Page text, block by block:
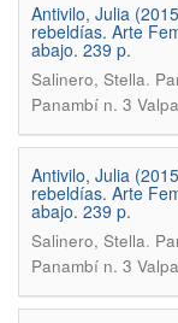
Antivilo, Julia
rebeldías. Arte
abajo. 239 p.
Salinero, Stella.
Panambí n. 3
Antivilo, Julia
rebeldías. Arte
abajo. 239 p.
Salinero, Stella.
Panambí n. 3